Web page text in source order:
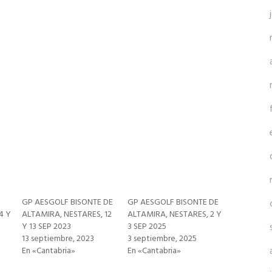
Y
GP AESGOLF BISONTE DE
ALTAMIRA, NESTARES, 12
Y 13 SEP 2023
13 septiembre, 2023
En «Cantabria»
GP AESGOLF BISONTE DE
ALTAMIRA, NESTARES, 2 Y
3 SEP 2025
3 septiembre, 2025
En «Cantabria»